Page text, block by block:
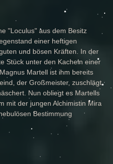
"Loculus" aus dem Besitz
einer heftigen
und bösen Kräften. In der
Stück unter den Kacheln einer
Martell ist ihm bereits
der Großmeister, zuschlägt
Nun obliegt es Martells
mit der jungen Alchimistin Mira
Bestimmung